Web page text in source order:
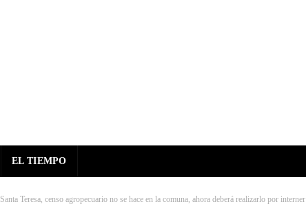
EL TIEMPO
Santa Teresa, censo agropecuario no se hace en la comuna, ahora deberá realizarlo por interner